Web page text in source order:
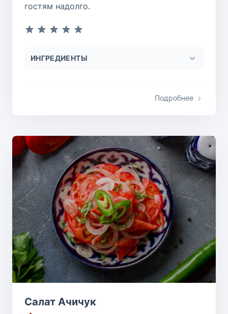
гостям надолго.
ИНГРЕДИЕНТЫ
Подробнее
Салат Ачичук